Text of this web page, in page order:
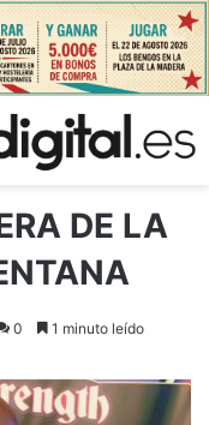
DE LA
0 1 minuto leído